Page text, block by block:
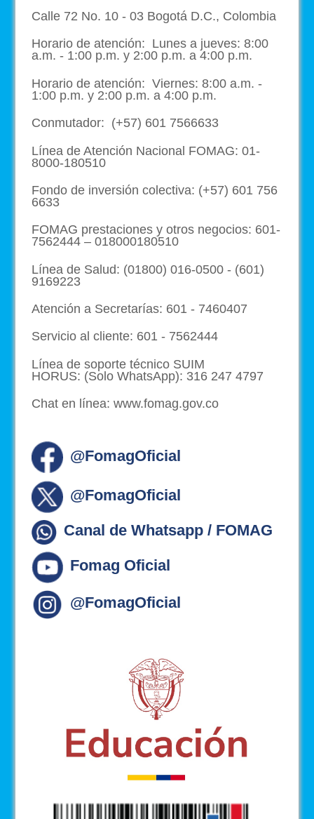
Calle 72 No. 10 - 03 Bogotá D.C., Colombia
Horario de atención: Lunes a jueves: 8:00
a.m. - 1:00 p.m. y 2:00 p.m. a 4:00 p.m.
Horario de atención: Viernes: 8:00 a.m. -
1:00 p.m. y 2:00 p.m. a 4:00 p.m.
Conmutador: (+57) 601 7566633
Línea de Atención Nacional FOMAG: 01-
8000-180510
Fondo de inversión colectiva: (+57) 601 756
6633
FOMAG prestaciones y otros negocios: 601-
7562444 – 018000180510
Línea de Salud: (01800) 016-0500 - (601)
9169223
Atención a Secretarías: 601 - 7460407
Servicio al cliente: 601 - 7562444
Línea de soporte técnico SUIM
HORUS: (Solo WhatsApp): 316 247 4797
Chat en línea: www.fomag.gov.co
@FomagOficial
@FomagOficial
Canal de Whatsapp / FOMAG
Fomag Oficial
@FomagOficial